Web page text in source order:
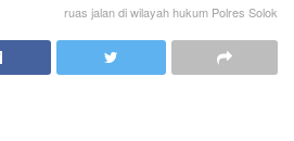
ruas jalan di wilayah hukum Polres Solok